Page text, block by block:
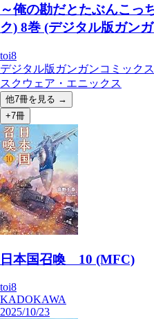
～俺の勘だとたぶんこっ
ク) 8巻 (デジタル版ガン
toi8
デジタル版ガンガンコミックス
スクウェア・エニックス
他7冊を見る →
+7冊
日本国召喚 10 (MFC)
toi8
KADOKAWA
2025/10/23